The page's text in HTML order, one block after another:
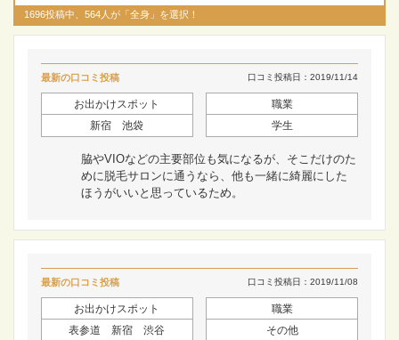
1696投稿中、564人が「全身」を選択！
最新の口コミ投稿 口コミ投稿日：2019/11/14
お出かけスポット
新宿 池袋
職業
学生
脇やVIOなどの主要部位も気になるが、そこだけのた
めに脱毛サロンに通うなら、他も一緒に綺麗にした
ほうがいいと思っているため。
最新の口コミ投稿 口コミ投稿日：2019/11/08
お出かけスポット
表参道 新宿 渋谷
職業
その他